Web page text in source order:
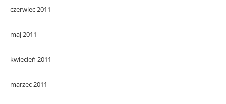
czerwiec 2011
maj 2011
kwiecień 2011
marzec 2011